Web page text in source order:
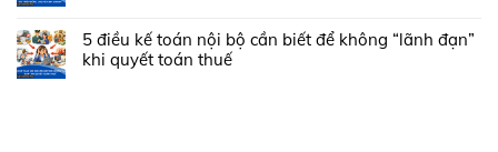
5 điều kế toán nội bộ cần biết để không “lãnh đạn”
khi quyết toán thuế